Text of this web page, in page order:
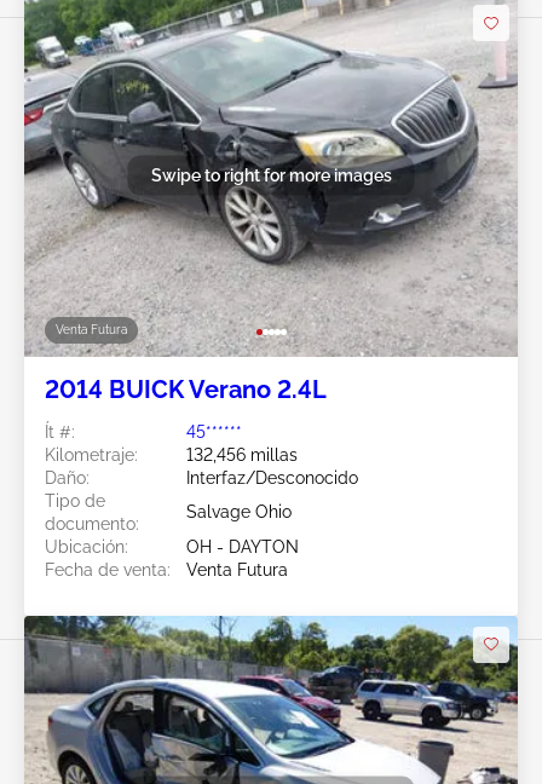
Venta Futura
Swipe to right for more images
2014 BUICK Verano 2.4L
Ít #:
45******
Kilometraje:
132,456 millas
Daño:
Interfaz/Desconocido
Tipo de
documento:
Salvage Ohio
Ubicación:
OH - DAYTON
Fecha de venta:
Venta Futura